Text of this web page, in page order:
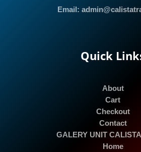
Email:
Quick
About
Cart
Checkout
Contact
GALERY UNIT
Home